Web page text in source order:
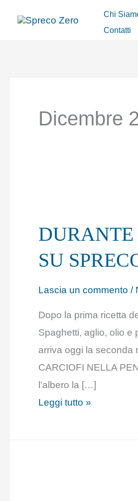
Chi
Contatti
Dicembre
SU
Lascia un commento /
Dopo la prima ricetta
Spaghetti, aglio, olio e
arriva oggi la seconda
CARCIOFI NELLA
l’albero la […]
FESTIVITÀ
SU
SPRECOMETRO!
Leggi tutto »